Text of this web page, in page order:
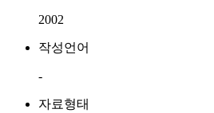
2002
작성언어
-
자료형태